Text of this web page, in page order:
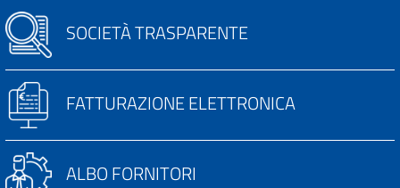
SOCIETÀ TRASPARENTE
FATTURAZIONE ELETTRONICA
ALBO FORNITORI